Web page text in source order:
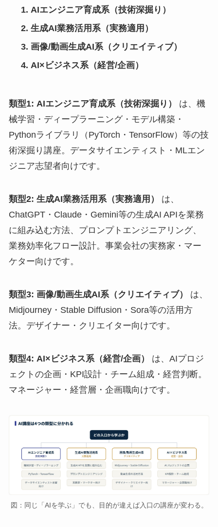
AIエンジニア育成系（技術深掘り）
生成AI業務活用系（実務適用）
画像/動画生成AI系（クリエイティブ）
AI×ビジネス系（経営/企画）
類型1: AIエンジニア育成系（技術深掘り）
は、機
械学習・ディープラーニング・モデル構築・
Pythonライブラリ（PyTorch・TensorFlow）等の技
術深掘り講座。データサイエンティスト・MLエン
ジニア志望者向けです。
類型2: 生成AI業務活用系（実務適用）
は、
ChatGPT・Claude・Gemini等の生成AI APIを業務
に組み込む方法、プロンプトエンジニアリング、
業務効率化フロー設計。事業会社の実務家・マー
ケター向けです。
類型3: 画像/動画生成AI系（クリエイティブ）
は、
Midjourney・Stable Diffusion・Sora等の活用方
法。デザイナー・クリエイター向けです。
類型4: AI×ビジネス系（経営/企画）
は、AIプロジ
ェクトの企画・KPI設計・チーム組成・経営判断。
マネージャー・経営層・企画職向けです。
図：同じ「AIを学ぶ」でも、目的が違えば入口の講座が変わる。